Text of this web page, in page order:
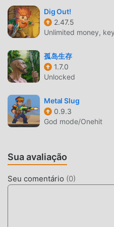
JOGABILIDADE ÚNICA
Last Chance é um jogo
ao redor do mundo.
adventure , noLast Chance,
tutorial para iniciante para
clássico jogo de adventure
tempo, moddroid construiu
amantes de jogos de
adventure pelo mundo. O
no modroid e aproveite os
parceiros ao redor do mundo.
Dig Out!
2.47.5
Unlimited money,
孤岛生存
1.7.0
Unlocked
Metal Slug
0.9.3
God mode/Onehit
Sua avaliação
Seu comentário (0)